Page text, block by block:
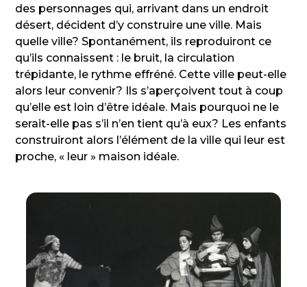
des personnages qui, arrivant dans un endroit
désert, décident d’y construire une ville. Mais
quelle ville? Spontanément, ils reproduiront ce
qu’ils connaissent : le bruit, la circulation
trépidante, le rythme effréné. Cette ville peut-elle
alors leur convenir? Ils s’aperçoivent tout à coup
qu’elle est loin d’être idéale. Mais pourquoi ne le
serait-elle pas s’il n’en tient qu’à eux? Les enfants
construiront alors l’élément de la ville qui leur est
proche, « leur » maison idéale.